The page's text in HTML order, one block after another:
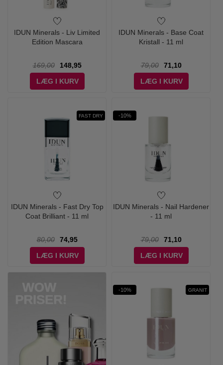
IDUN Minerals - Liv Limited
Edition Mascara
169,00
148,95
LÆG I KURV
IDUN Minerals - Base Coat
Kristall - 11 ml
79,00
71,10
LÆG I KURV
FAST DRY
IDUN Minerals - Fast Dry Top
Coat Brilliant - 11 ml
80,00
74,95
LÆG I KURV
-10%
IDUN Minerals - Nail Hardener
- 11 ml
79,00
71,10
LÆG I KURV
-10% GRANIT